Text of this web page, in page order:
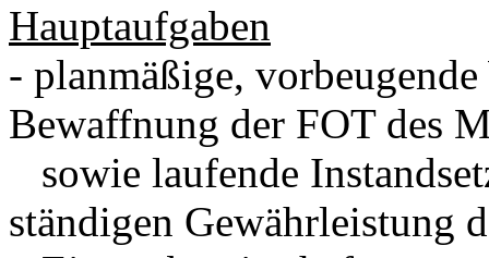
Hauptaufgaben
- planmäßige,
Bewaffnung der FOT des
sowie laufende
ständigen Gewährleistung